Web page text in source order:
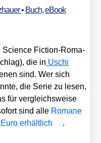
• Buch,eBook
Sci­ence Fic­tion-Roma­
die in Uschi
sind. Wer sich
die Serie zu lesen,
für ver­gleichs­wei­se
sind alle Roma­ne
erhält­lich
.